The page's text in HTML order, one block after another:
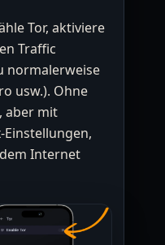
Tor, aktiviere
Traffic
normalerweise
usw.). Ohne
aber mit
Internet